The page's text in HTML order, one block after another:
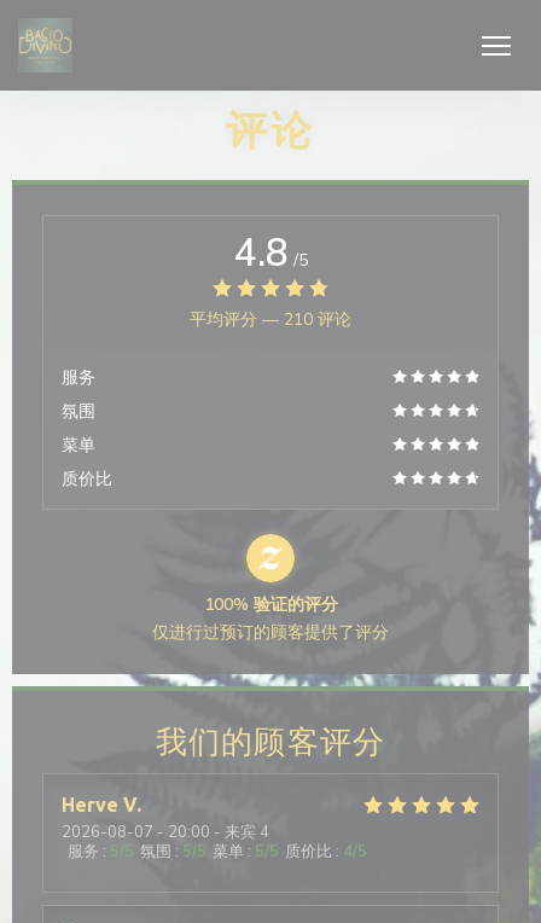
Cookie管理面板
评论
我们的顾客评分
Herve V
2026-08-07 - 20:00 - 来宾 4
服务 : 5 /5 氛围 : 5/5 菜单 : 5/5 质价比 : 4/5
4.8 /5
平均评分 — 210 评论
服务
氛围
菜单
质价比
100% 验证的评分
仅进行过预订的顾客提供了评分